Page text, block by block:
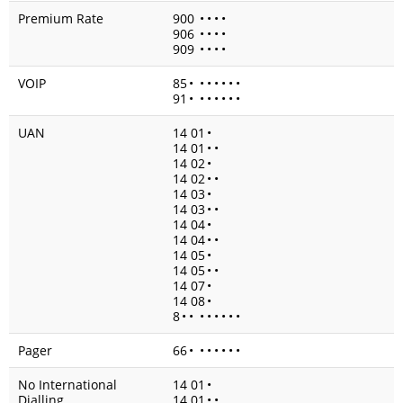
Premium Rate 900 • • • •
906 • • • •
909 • • • •
VOIP
85• • • • • • •
91 • • • • • • •
UAN
14 01 •
14 01 • •
14 02•
14 02• •
14 03•
14 03• •
14 04•
14 04• •
14 05•
14 05• •
14 07•
14 08•
8• • • • • • • •
Pager
66• • • • • • •
No International
14 01 •